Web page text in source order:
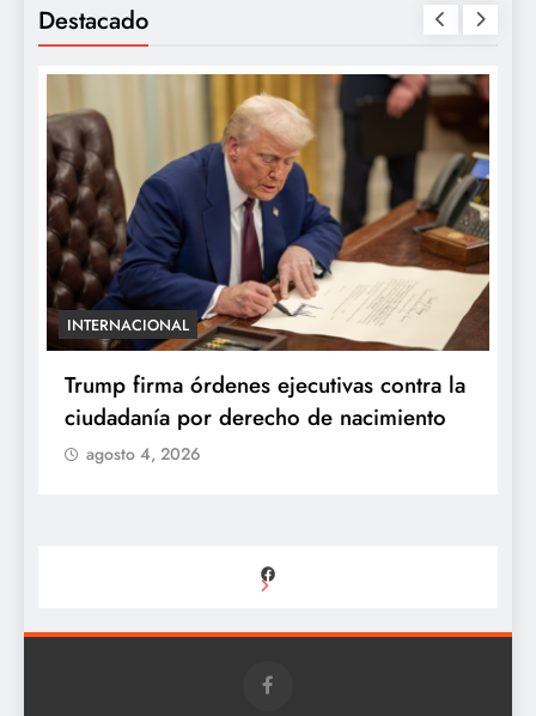
Destacado
INTERNACIONAL
Trump firma órdenes ejecutivas contra la
ciudadanía por derecho de nacimiento
agosto 4, 2026